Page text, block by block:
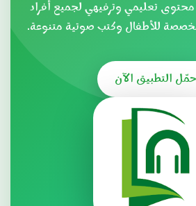
تعليمي وترفيهي لجميع أفراد
للأطفال وكتب صوتية متنوعة.
حمّل التطبيق الآن